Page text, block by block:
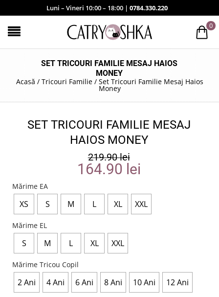
Luni – Vineri 10:00 – 18:00 | 0784.330.220
0
SET TRICOURI FAMILIE MESAJ HAIOS
MONEY
Acasă / Tricouri Familie/ Set Tricouri Familie Mesaj Haios
Money
SET TRICOURI FAMILIE MESAJ
HAIOS MONEY
219.90lei
164.90 lei
Mărime EA
XS S M L XL XXL
Mărime EL
S M L XL XXL
Mărime Tricou Copil
2 Ani 4 Ani 6 Ani 8 Ani 10 Ani 12 Ani